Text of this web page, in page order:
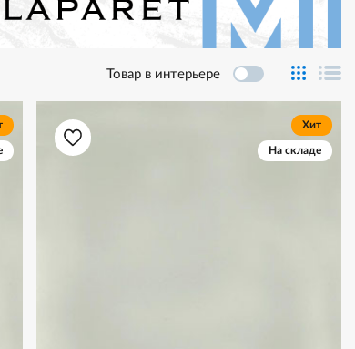
Товар в интерьере
Хит
На складе